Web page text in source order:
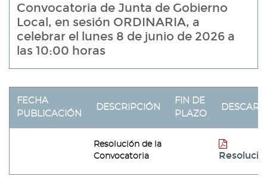
Convocatoria de Junta de Gobierno
Local, en sesión ORDINARIA, a
celebrar el lunes 8 de junio de 2026 a
las 10:00 horas
FECHA
PUBLICACIÓN
DESCRIPCIÓN
FIN DE
PLAZO
Resolución de la
Convocatoria